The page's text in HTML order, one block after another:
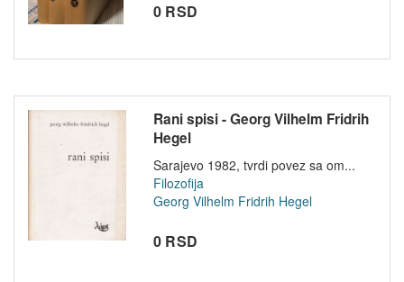
0 RSD
Rani spisi - Georg Vilhelm Fridrih
Hegel
Sarajevo 1982, tvrdi povez sa om...
Filozofija
Georg Vilhelm Fridrih Hegel
0 RSD